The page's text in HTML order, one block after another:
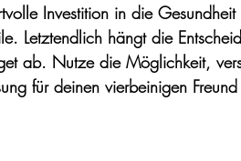
Investition in die Gesundheit
Letztendlich hängt die
ab. Nutze die Möglichkeit,
für deinen vierbeinigen